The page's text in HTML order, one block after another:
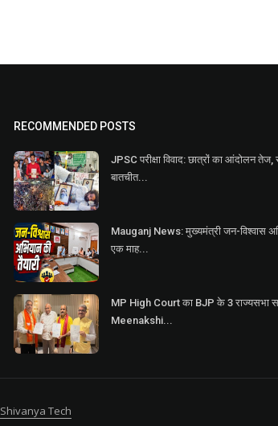
RECOMMENDED POSTS
JPSC परीक्षा विवाद: छात्रों का आंदोलन
बातचीत...
Mauganj News: मुख्यमंत्री जन-विश्वास
एक माह...
MP High Court का BJP के 3 राज्यसभा
Meenakshi...
Shivanya Tech